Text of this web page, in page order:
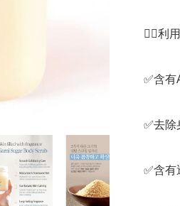
👉🏻
✅️含
✅️去
✅️含